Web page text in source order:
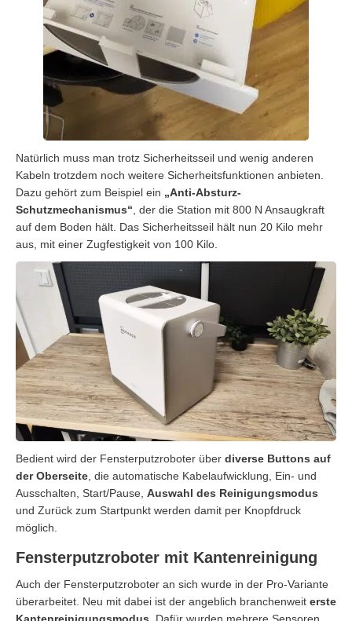
Natürlich muss man trotz Sicherheitsseil und wenig anderen
Kabeln trotzdem noch weitere Sicherheitsfunktionen anbieten.
Dazu gehört zum Beispiel ein „Anti-Absturz-
Schutzmechanismus“ , der die Station mit 800 N Ansaugkraft
auf dem Boden hält. Das Sicherheitsseil hält nun 20 Kilo mehr
aus, mit einer Zugfestigkeit von 100 Kilo.
Bedient wird der Fensterputzroboter über diverse Buttons auf
der Oberseite, die automatische Kabelaufwicklung, Ein- und
Ausschalten, Start/Pause, Auswahl des Reinigungsmodus
und Zurück zum Startpunkt werden damit per Knopfdruck
möglich.
Fensterputzroboter mit Kantenreinigung
Auch der Fensterputzroboter an sich wurde in der Pro-Variante
überarbeitet. Neu mit dabei ist der angeblich branchenweit erste